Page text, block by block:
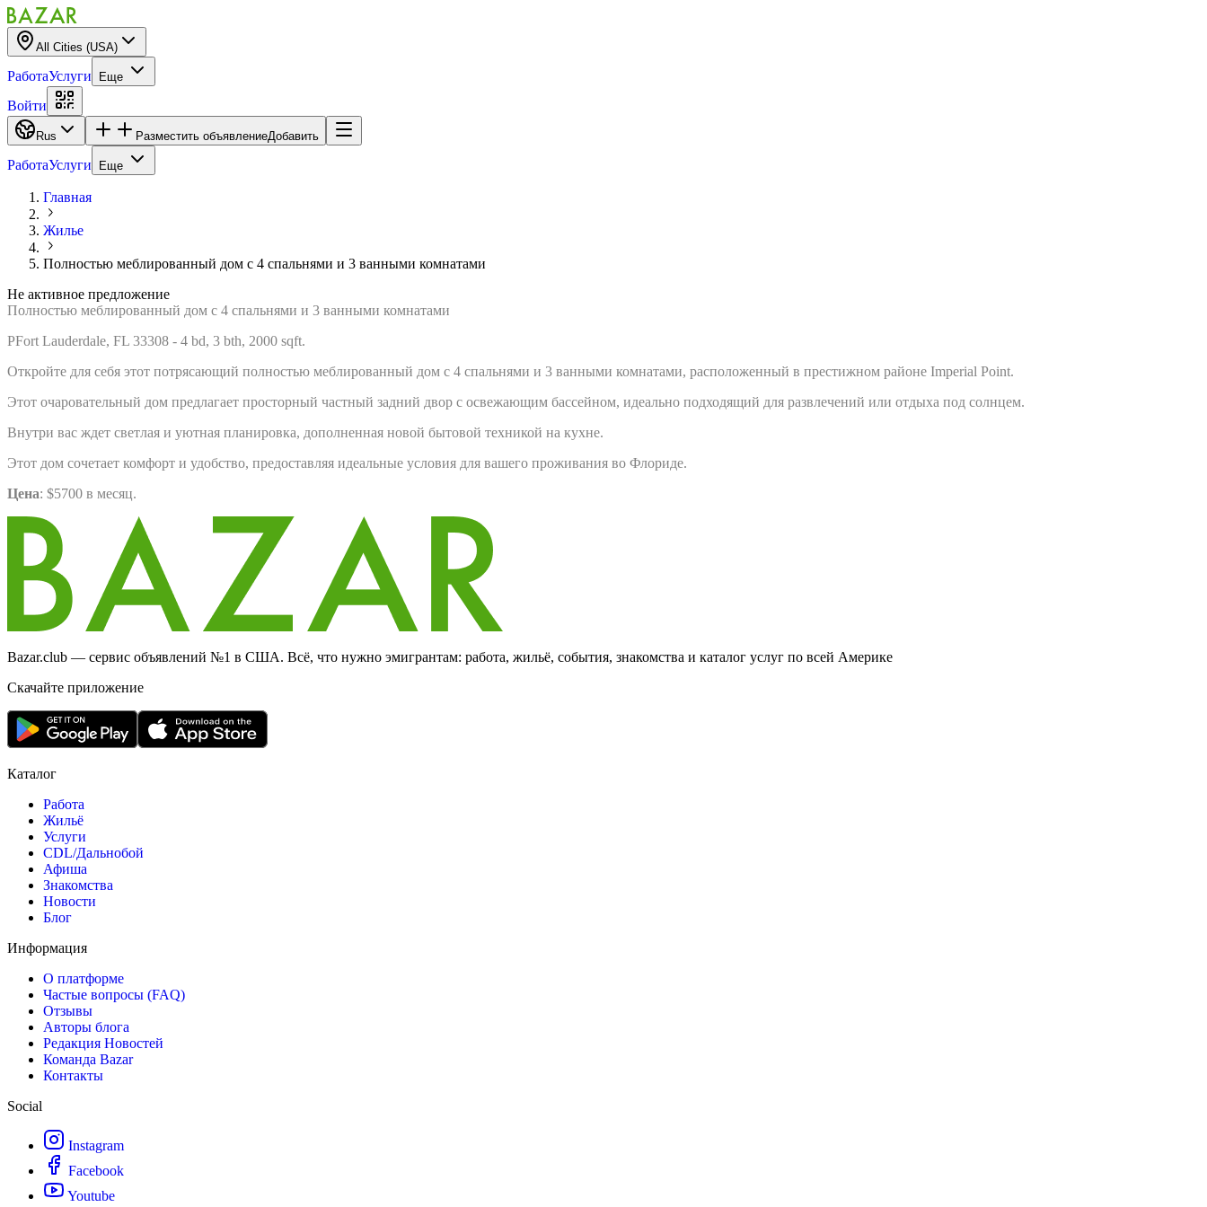
All Cities (USA)
РаботаУслуги Еще
Войти
Rus Разместить объявлениеДобавить
РаботаУслуги Еще
Главная
Жилье
Полностью меблированный дом с 4 спальнями и 3 ванными комнатами
Не активное предложение
Полностью меблированный дом с 4 спальнями и 3 ванными комнатами
PFort Lauderdale, FL 33308 - 4 bd, 3 bth, 2000 sqft.
Откройте для себя этот потрясающий полностью меблированный дом с 4 спальнями и 3 ванными комнатами, расположенный в престижном районе Imperial Point.
Этот очаровательный дом предлагает просторный частный задний двор с освежающим бассейном, идеально подходящий для развлечений или отдыха под солнцем.
Внутри вас ждет светлая и уютная планировка, дополненная новой бытовой техникой на кухне.
Этот дом сочетает комфорт и удобство, предоставляя идеальные условия для вашего проживания во Флориде.
Цена: $5700 в месяц.
Bazar.club — сервис объявлений №1 в США. Всё, что нужно эмигрантам: работа, жильё, события, знакомства и каталог услуг по всей Америке
Скачайте приложение
Каталог
Работа
Жильё
Услуги
CDL/Дальнобой
Афиша
Знакомства
Новости
Блог
Информация
О платформе
Частые вопросы (FAQ)
Отзывы
Авторы блога
Редакция Новостей
Команда Bazar
Контакты
Social
Instagram
Facebook
Youtube